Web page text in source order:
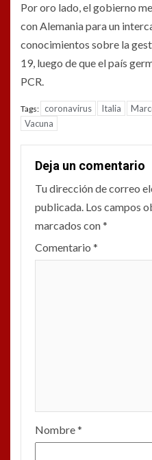
Por oro lado, el gobierno
con Alemania para un
conocimientos sobre la
19, luego de que el país
PCR.
Tags: coronavirus Italia
Vacuna
Deja un comentario
Tu dirección de correo
publicada. Los campos
marcados con*
Comentario *
Nombre*